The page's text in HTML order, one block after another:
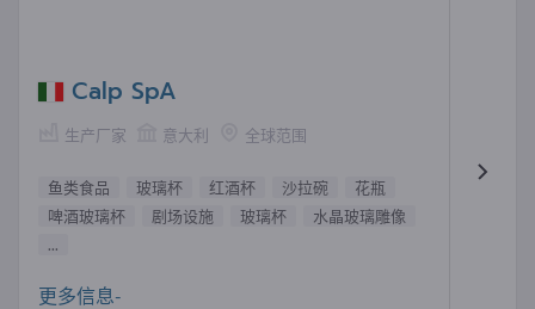
Calp SpA
生产厂家 意大利 全球范围
鱼类食品 玻璃杯 红酒杯 沙拉碗
花瓶
啤酒玻璃杯
剧场设施 玻璃杯
水晶玻璃雕像
...
更多信息-